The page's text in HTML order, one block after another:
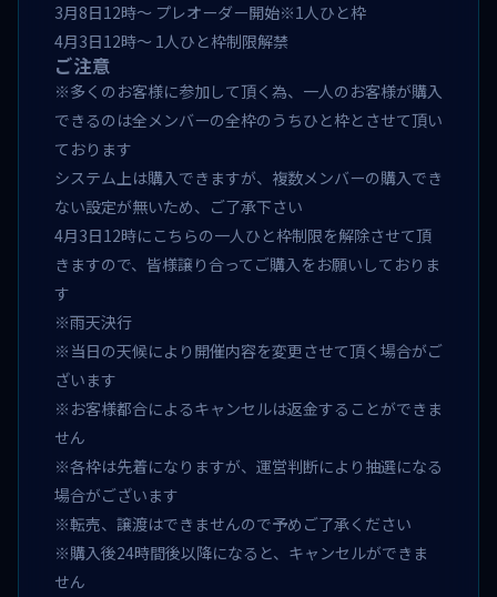
3月8日12時〜 プレオーダー開始※1人ひと枠
4月3日12時〜 1人ひと枠制限解禁
ご注意
※多くのお客様に参加して頂く為、一人のお客様が購入
できるのは全メンバーの全枠のうちひと枠とさせて頂い
ております
システム上は購入できますが、複数メンバーの購入でき
ない設定が無いため、ご了承下さい
4月3日12時にこちらの一人ひと枠制限を解除させて頂
きますので、皆様譲り合ってご購入をお願いしておりま
す
※雨天決行
※当日の天候により開催内容を変更させて頂く場合がご
ざいます
※お客様都合によるキャンセルは返金することができま
せん
※各枠は先着になりますが、運営判断により抽選になる
場合がございます
※転売、譲渡はできませんので予めご了承ください
※購入後24時間後以降になると、キャンセルができま
せん